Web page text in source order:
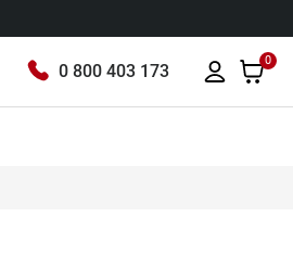
0 800 403 173
0